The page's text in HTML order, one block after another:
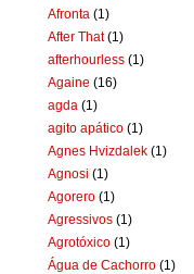
Afronta (1)
After That (1)
afterhourless (1)
Againe (16)
agda (1)
agito apático (1)
Agnes Hvizdalek (1)
Agnosi (1)
Agorero (1)
Agressivos (1)
Agrotóxico (1)
Água de Cachorro (1)